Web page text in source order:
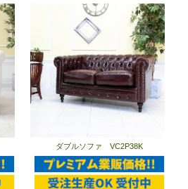
ダブルソファ VC2P38K